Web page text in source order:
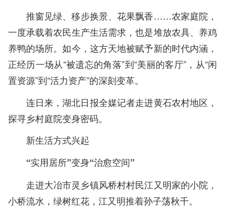
推窗见绿、移步换景、花果飘香……农家庭院，
一度承载着农民生产生活需求，也是堆放农具、养鸡
养鸭的场所。如今，这方天地被赋予新的时代内涵，
正经历一场从“被遗忘的角落”到“美丽的客厅”，从“闲
置资源”到“活力资产”的深刻变革。
连日来，湖北日报全媒记者走进黄石农村地区，
探寻乡村庭院变身密码。
新生活方式兴起
“实用居所”变身“治愈空间”
走进大冶市灵乡镇风桥村村民江又明家的小院，
小桥流水，绿树红花，江又明推着孙子荡秋千。